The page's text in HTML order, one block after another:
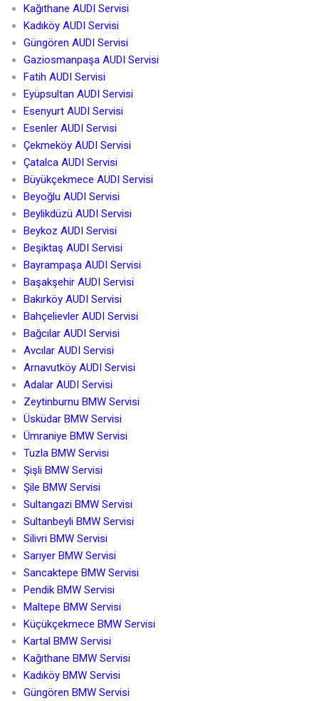
Kağıthane AUDI Servisi
Kadıköy AUDI Servisi
Güngören AUDI Servisi
Gaziosmanpaşa AUDI Servisi
Fatih AUDI Servisi
Eyüpsultan AUDI Servisi
Esenyurt AUDI Servisi
Esenler AUDI Servisi
Çekmeköy AUDI Servisi
Çatalca AUDI Servisi
Büyükçekmece AUDI Servisi
Beyoğlu AUDI Servisi
Beylikdüzü AUDI Servisi
Beykoz AUDI Servisi
Beşiktaş AUDI Servisi
Bayrampaşa AUDI Servisi
Başakşehir AUDI Servisi
Bakırköy AUDI Servisi
Bahçelievler AUDI Servisi
Bağcılar AUDI Servisi
Avcılar AUDI Servisi
Arnavutköy AUDI Servisi
Adalar AUDI Servisi
Zeytinburnu BMW Servisi
Üsküdar BMW Servisi
Ümraniye BMW Servisi
Tuzla BMW Servisi
Şişli BMW Servisi
Şile BMW Servisi
Sultangazi BMW Servisi
Sultanbeyli BMW Servisi
Silivri BMW Servisi
Sarıyer BMW Servisi
Sancaktepe BMW Servisi
Pendik BMW Servisi
Maltepe BMW Servisi
Küçükçekmece BMW Servisi
Kartal BMW Servisi
Kağıthane BMW Servisi
Kadıköy BMW Servisi
Güngören BMW Servisi